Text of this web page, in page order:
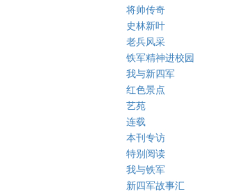
将帅传奇
史林新叶
老兵风采
铁军精神进校园
我与新四军
红色景点
艺苑
连载
本刊专访
特别阅读
我与铁军
新四军故事汇